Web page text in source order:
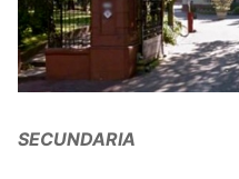
SECUNDARIA